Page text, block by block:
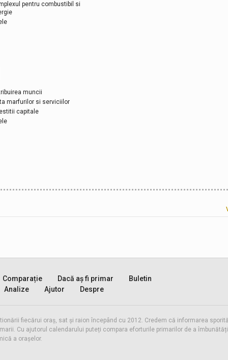
pentru combustibil si
muncii
marfurilor si serviciilor
capitale
Comparație Dacă aș fi primar
Buletin
Analize Ajutor Despre
fiecărui oraș, sat și raion începând cu 2012. Credem că informarea
Cu ajutorul calendarului puteți compara eforturile primarilor de a
a orașelor.